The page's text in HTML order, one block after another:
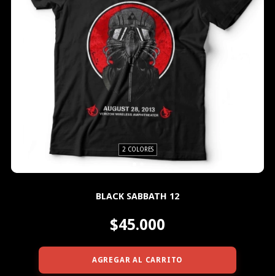
2 COLORES
BLACK SABBATH 12
$45.000
AGREGAR AL CARRITO